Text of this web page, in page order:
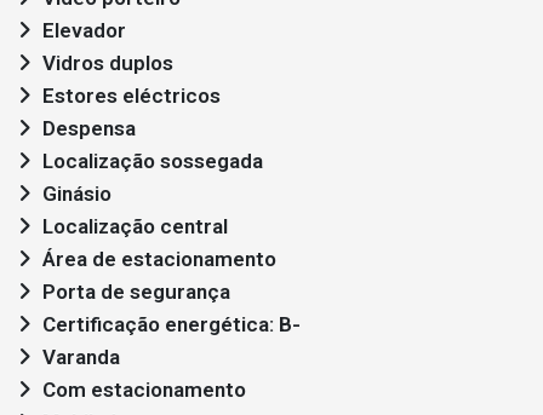
Elevador
Vidros duplos
Estores eléctricos
Despensa
Localização sossegada
Ginásio
Localização central
Área de estacionamento
Porta de segurança
Certificação energética: B-
Varanda
Com estacionamento